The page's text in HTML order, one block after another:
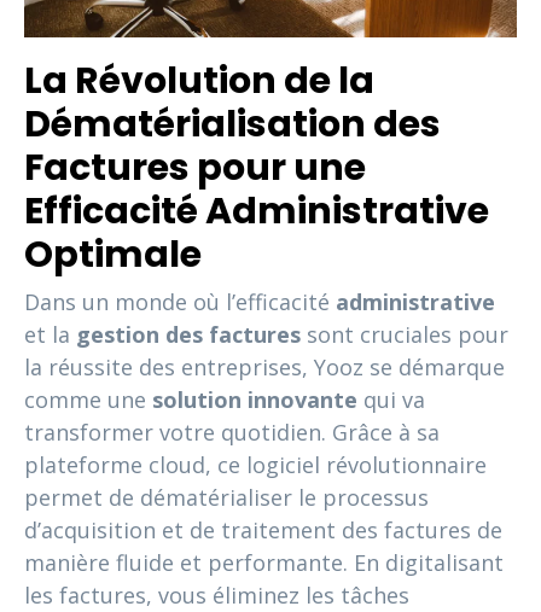
La Révolution de la
Dématérialisation des
Factures pour une
Efficacité Administrative
Optimale
Dans un monde où l’efficacité administrative
et la gestion des factures sont cruciales pour
la réussite des entreprises, Yooz se démarque
comme une solution innovante qui va
transformer votre quotidien. Grâce à sa
plateforme cloud, ce logiciel révolutionnaire
permet de dématérialiser le processus
d’acquisition et de traitement des factures de
manière fluide et performante. En digitalisant
les factures, vous éliminez les tâches